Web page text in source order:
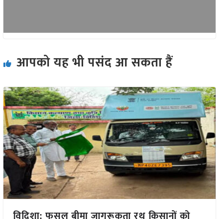
आपको यह भी पसंद आ सकता हैं